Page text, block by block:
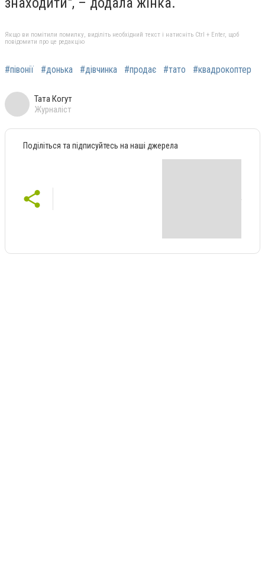
Якщо ви помітили помилку, виділіть необхідний текст і натисніть Ctrl + Enter, щоб
повідомити про це редакцію
#півонії #донька #дівчинка #продає #тато #квадрокоптер
Тата Когут
Журналіст
Поділіться та підписуйтесь на наші джерела